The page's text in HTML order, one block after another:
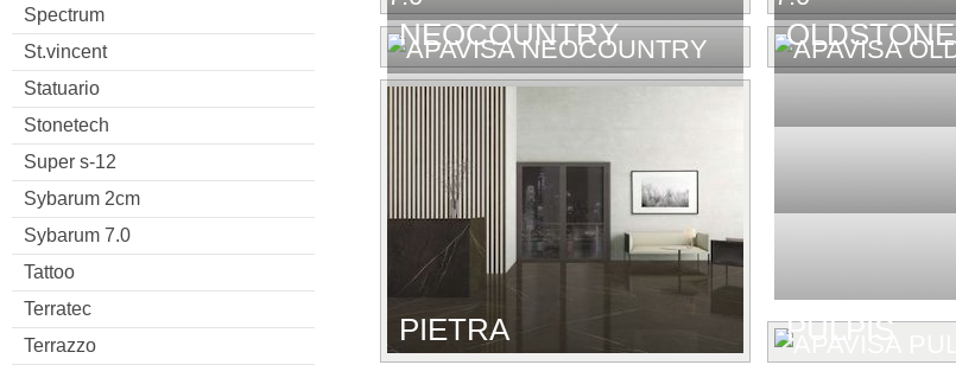
Spectrum
St.vincent
Statuario
Stonetech
Super s-12
Sybarum 2cm
Sybarum 7.0
Tattoo
Terratec
Terrazzo
NEOCOUNTRY
OLDSTONE
PIETRA PULPIS